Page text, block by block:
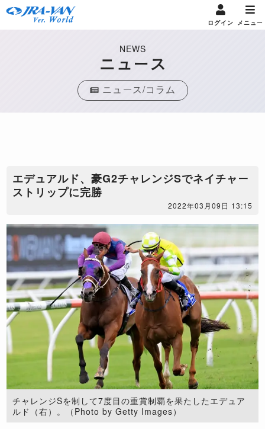
ログイン メニュー
NEWS
ニュース
ニュース/コラム
エデュアルド、豪G2チャレンジSでネイチャー
ストリップに完勝
2022年03月09日 13:15
チャレンジSを制して7度目の重賞制覇を果たしたエデュア
ルド（右）。（Photo by Getty Images）